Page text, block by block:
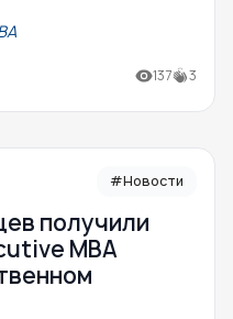
137 3
#Новости
получили
MBA